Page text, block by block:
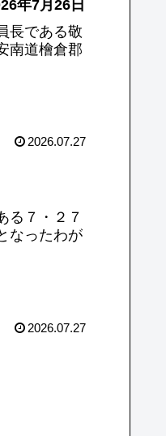
年7月26日
長である敬
南道檜倉郡
2026.07.27
る７・２７
なったわが
2026.07.27